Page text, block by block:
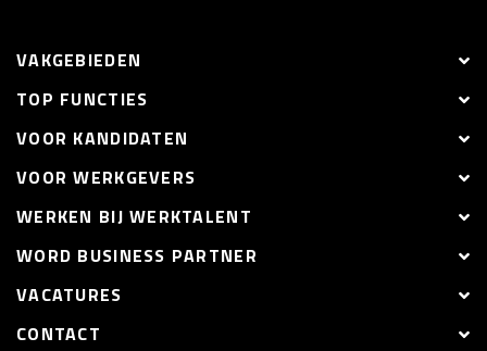
VAKGEBIEDEN
TOP FUNCTIES
VOOR KANDIDATEN
VOOR WERKGEVERS
WERKEN BIJ WERKTALENT
WORD BUSINESS PARTNER
VACATURES
CONTACT